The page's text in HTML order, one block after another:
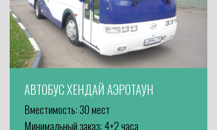
АВТОБУС ХЕНДАЙ АЭРОТАУН
Вместимость: 30 мест
Минимальный заказ: 4+2 часа